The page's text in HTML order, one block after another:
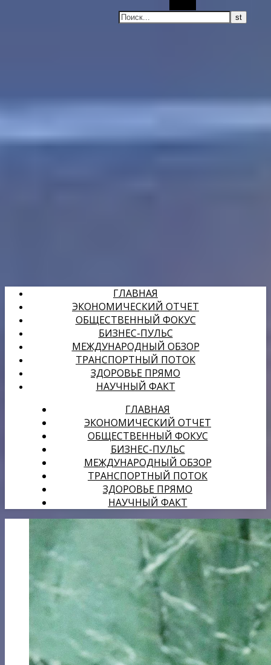
ГЛАВНАЯ
ЭКОНОМИЧЕСКИЙ ОТЧЕТ
ОБЩЕСТВЕННЫЙ ФОКУС
БИЗНЕС-ПУЛЬС
МЕЖДУНАРОДНЫЙ ОБЗОР
ТРАНСПОРТНЫЙ ПОТОК
ЗДОРОВЬЕ ПРЯМО
НАУЧНЫЙ ФАКТ
ГЛАВНАЯ
ЭКОНОМИЧЕСКИЙ ОТЧЕТ
ОБЩЕСТВЕННЫЙ ФОКУС
БИЗНЕС-ПУЛЬС
МЕЖДУНАРОДНЫЙ ОБЗОР
ТРАНСПОРТНЫЙ ПОТОК
ЗДОРОВЬЕ ПРЯМО
НАУЧНЫЙ ФАКТ